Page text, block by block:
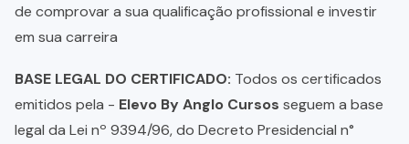
de comprovar a sua qualificação profissional e investir
em sua carreira
BASE LEGAL DO CERTIFICADO: Todos os certificados
emitidos pela - Elevo By Anglo Cursos seguem a base
legal da Lei nº 9394/96, do Decreto Presidencial n°